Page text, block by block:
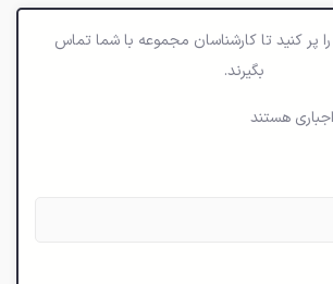
پر کنید تا کارشناسان مجموعه با شما تماس
بگیرند.
هستند